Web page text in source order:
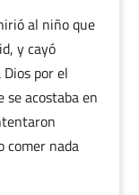
al niño que
y cayó
por el
se acostaba en
comer nada